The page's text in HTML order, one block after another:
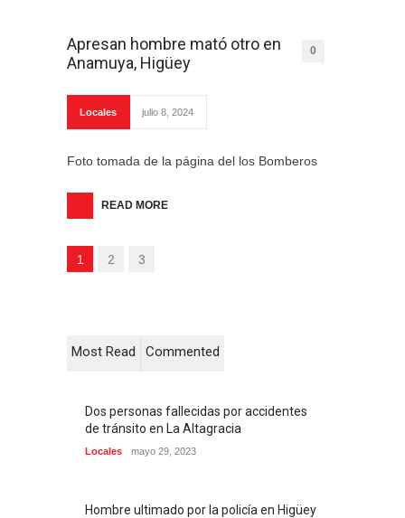
Apresan hombre mató otro en
Anamuya, Higüey
0
Locales julio 8, 2024
Foto tomada de la página del los Bomberos
READ MORE
1 2 3
Most Read Commented
Dos personas fallecidas por accidentes
de tránsito en La Altagracia
Locales mayo 29, 2023
Hombre ultimado por la policía en Higüey